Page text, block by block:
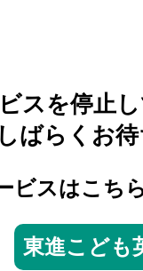
スを停止し
ばらくお待
ビスはこち
東進こども